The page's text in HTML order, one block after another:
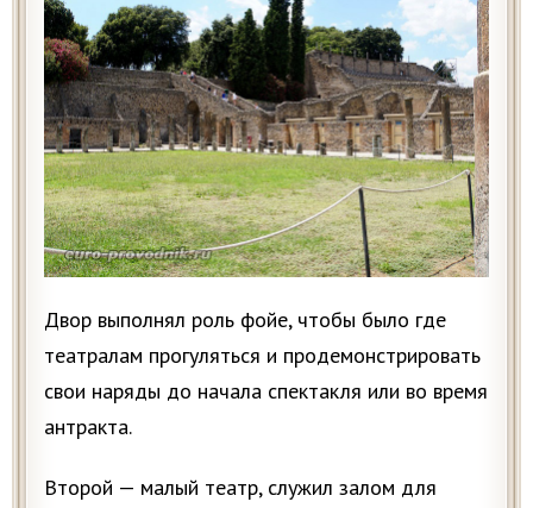
Двор выполнял роль фойе, чтобы было где
театралам прогуляться и продемонстрировать
свои наряды до начала спектакля или во время
антракта.
Второй — малый театр, служил залом для